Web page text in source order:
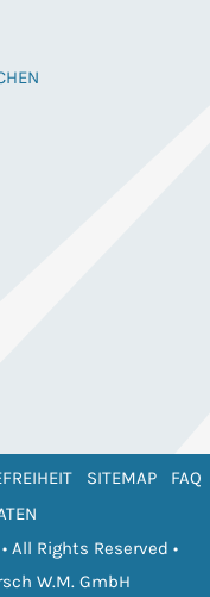
SITEMAP
FAQ
All Rights Reserved •
W.M. GmbH